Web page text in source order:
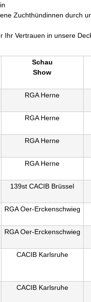
Zuchthündinnen durch
Ihr Vertrauen in unsere
Schau
Show
RGA Herne
RGA Herne
RGA Herne
RGA Herne
139st CACIB Brüssel
RGA Oer-Erckenschwieg
RGA Oer-Erckenschwieg
CACIB Karlsruhe
CACIB Karlsruhe